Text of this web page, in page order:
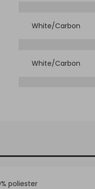
White/Carbon
White/Carbon
poliester